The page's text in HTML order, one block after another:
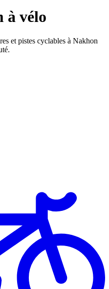
à vélo
et pistes cyclables à Nakhon